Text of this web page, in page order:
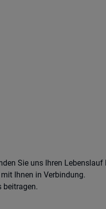
Sie uns Ihren
Ihnen in Verbindung.
beitragen.